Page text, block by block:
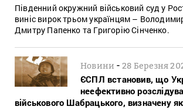
Південний окружний військовий суд у
виніс вирок трьом українцям –
Дмитру Папенко та Григорію Сінченко.
Новини -28 Березня
ЄСПЛ встановив, що
неефективно
військового Шабрацького, визначену